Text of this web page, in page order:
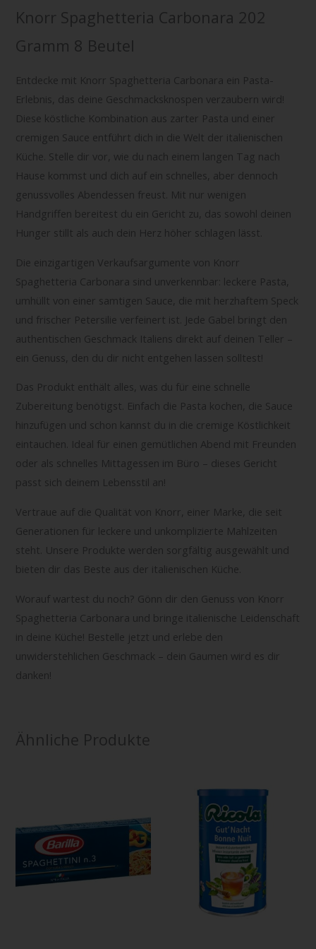
Knorr Spaghetteria Carbonara 202
Gramm 8 Beutel
Entdecke mit Knorr Spaghetteria Carbonara ein Pasta-
Erlebnis, das deine Geschmacksknospen verzaubern wird!
Diese köstliche Kombination aus zarter Pasta und einer
cremigen Sauce entführt dich in die Welt der italienischen
Küche. Stelle dir vor, wie du nach einem langen Tag nach
Hause kommst und dich auf ein schnelles, aber dennoch
genussvolles Abendessen freust. Mit nur wenigen
Handgriffen bereitest du ein Gericht zu, das sowohl deinen
Hunger stillt als auch dein Herz höher schlagen lässt.
Die einzigartigen Verkaufsargumente von Knorr
Spaghetteria Carbonara sind unverkennbar: leckere Pasta,
umhüllt von einer samtigen Sauce, die mit herzhaftem Speck
und frischer Petersilie verfeinert ist. Jede Gabel bringt den
authentischen Geschmack Italiens direkt auf deinen Teller –
ein Genuss, den du dir nicht entgehen lassen solltest!
Das Produkt enthält alles, was du für eine schnelle
Zubereitung benötigst. Einfach die Pasta kochen, die Sauce
hinzufügen und schon kannst du in die cremige Köstlichkeit
eintauchen. Ideal für einen gemütlichen Abend mit Freunden
oder als schnelles Mittagessen im Büro – dieses Gericht
passt sich deinem Lebensstil an!
Vertraue auf die Qualität von Knorr, einer Marke, die seit
Generationen für leckere und unkomplizierte Mahlzeiten
steht. Unsere Produkte werden sorgfältig ausgewählt und
bieten dir das Beste aus der italienischen Küche.
Worauf wartest du noch? Gönn dir den Genuss von Knorr
Spaghetteria Carbonara und bringe italienische Leidenschaft
in deine Küche! Bestelle jetzt und erlebe den
unwiderstehlichen Geschmack – dein Gaumen wird es dir
danken!
Ähnliche Produkte